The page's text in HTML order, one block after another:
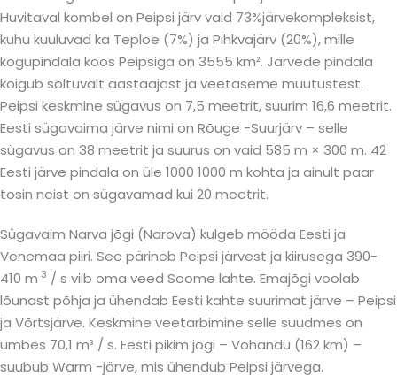
Huvitaval kombel on Peipsi järv vaid 73%järvekompleksist,
kuhu kuuluvad ka Teploe (7%) ja Pihkvajärv (20%), mille
kogupindala koos Peipsiga on 3555 km². Järvede pindala
kõigub sõltuvalt aastaajast ja veetaseme muutustest.
Peipsi keskmine sügavus on 7,5 meetrit, suurim 16,6 meetrit.
Eesti sügavaima järve nimi on Rõuge -Suurjärv – selle
sügavus on 38 meetrit ja suurus on vaid 585 m × 300 m. 42
Eesti järve pindala on üle 1000 1000 m kohta ja ainult paar
tosin neist on sügavamad kui 20 meetrit.
Sügavaim Narva jõgi (Narova) kulgeb mööda Eesti ja
Venemaa piiri. See pärineb Peipsi järvest ja kiirusega 390-
410 m 3 / s viib oma veed Soome lahte. Emajõgi voolab
lõunast põhja ja ühendab Eesti kahte suurimat järve – Peipsi
ja Võrtsjärve. Keskmine veetarbimine selle suudmes on
umbes 70,1 m³ / s. Eesti pikim jõgi – Võhandu (162 km) –
suubub Warm -järve, mis ühendub Peipsi järvega.